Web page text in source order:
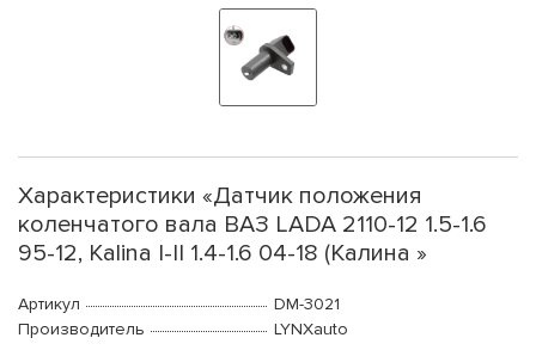
Характеристики «Датчик положения
коленчатого вала ВАЗ LADA 2110-12 1.5-1.6
95-12, Kalina I-II 1.4-1.6 04-18 (Калина »
Артикул
DM-3021
Производитель
LYNXauto